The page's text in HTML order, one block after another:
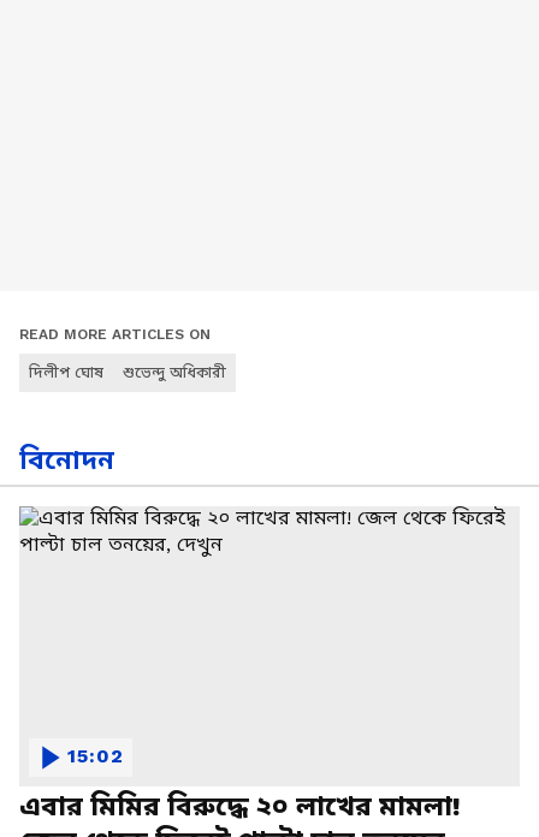
READ MORE ARTICLES ON
দিলীপ ঘোষ শুভেন্দু অধিকারী
বিনোদন
এবার মিমির বিরুদ্ধে ২০ লাখের মামলা!
15:02